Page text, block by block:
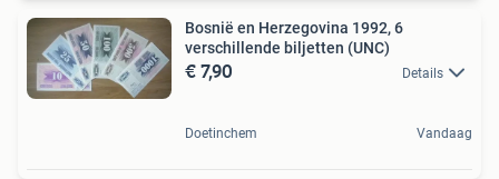
Bosnië en Herzegovina 1992, 6
verschillende biljetten (UNC)
€ 7,90 Details
Doetinchem Vandaag